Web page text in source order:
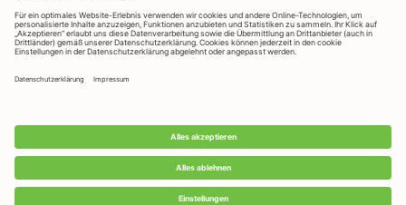
Kontaktiere uns hier
Rapunzelstr. 1, 87764 Legau
veggie@rapunzel.de
RAPUNZEL NATURKOST GmbH © 2026 •Impressum&Datenschutz•